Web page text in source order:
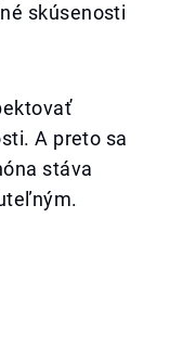
skúsenosti
A preto sa
stáva